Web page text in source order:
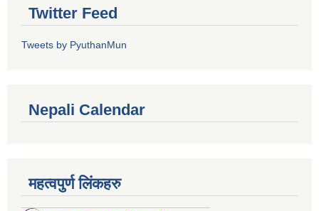
Twitter Feed
Tweets by PyuthanMun
Nepali Calendar
महत्वपुर्ण लिंकहरु